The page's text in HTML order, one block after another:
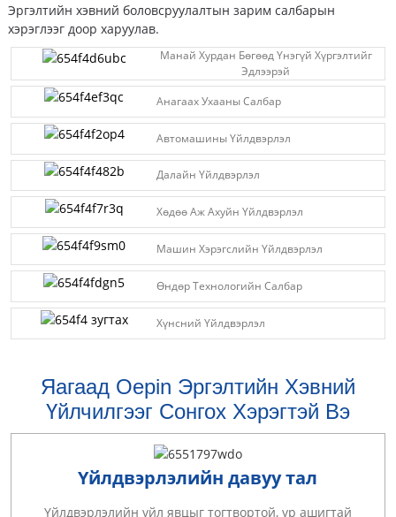
Эргэлтийн хэвний боловсруулалтын зарим салбарын
хэрэглээг доор харуулав.
Манай Хурдан Бөгөөд Үнэгүй Хүргэлтийг
Эдлээрэй
Анагаах Ухааны Салбар
Автомашины Үйлдвэрлэл
Далайн Үйлдвэрлэл
Хөдөө Аж Ахуйн Үйлдвэрлэл
Машин Хэрэгслийн Үйлдвэрлэл
Өндөр Технологийн Салбар
Хүнсний Үйлдвэрлэл
Яагаад Oepin Эргэлтийн Хэвний
Үйлчилгээг Сонгох Хэрэгтэй Вэ
Үйлдвэрлэлийн давуу тал
Үйлдвэрлэлийн үйл явцыг тогтвортой, үр ашигтай